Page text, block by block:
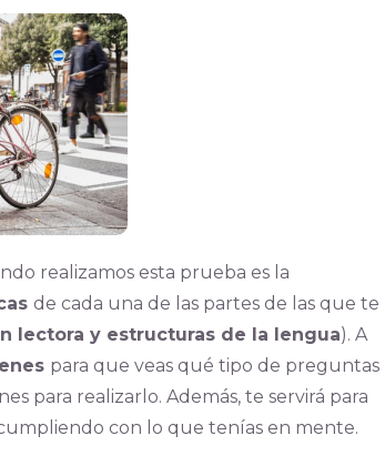
realizamos esta prueba es la
de cada una de las partes de las que te
lectora y estructuras de la lengua). A
para que veas qué tipo de preguntas
para realizarlo. Además, te servirá para
con lo que tenías en mente.